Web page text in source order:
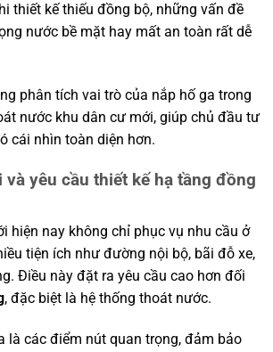
thiết kế thiếu đồng bộ, những vấn đề
nước bề mặt hay mất an toàn rất dễ
phân tích vai trò của nắp hố ga trong
nước khu dân cư mới, giúp chủ đầu tư
cái nhìn toàn diện hơn.
và yêu cầu thiết kế hạ tầng đồng
hiện nay không chỉ phục vụ nhu cầu ở
tiện ích như đường nội bộ, bãi đỗ xe,
Điều này đặt ra yêu cầu cao hơn đối
, đặc biệt là hệ thống thoát nước.
là các điểm nút quan trọng, đảm bảo